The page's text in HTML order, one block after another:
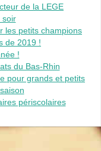
de la LEGE
soir
les petits champions
de 2019 !
!
du Bas-Rhin
pour grands et petits
périscolaires